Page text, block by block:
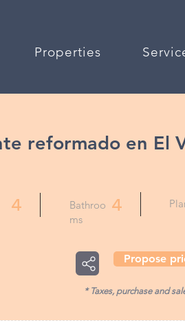
Properties
reformado en El
4
Bathroo
ms
4
Propose
* Taxes, purchase and